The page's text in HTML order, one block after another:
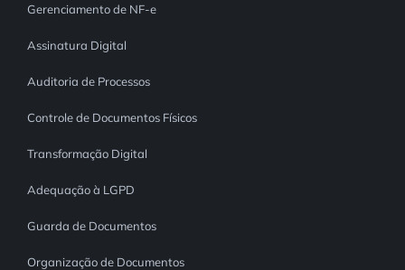
Gerenciamento de NF-e
Assinatura Digital
Auditoria de Processos
Controle de Documentos Físicos
Transformação Digital
Adequação à LGPD
Guarda de Documentos
Organização de Documentos